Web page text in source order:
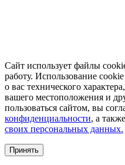
Сайт использует файлы
работу. Использование
о вас технического
вашего местоположения и
пользоваться сайтом, вы
конфиденциальности, а
своих персональных данных.
Принять